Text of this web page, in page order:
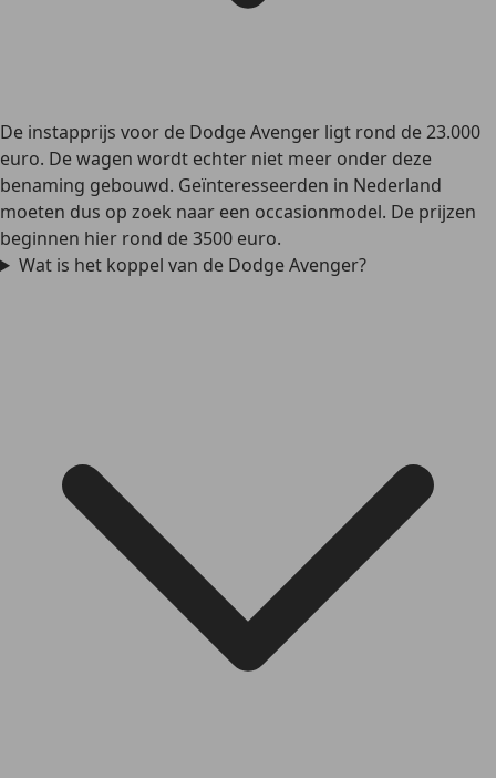
De instapprijs voor de Dodge Avenger ligt rond de 23.000
euro. De wagen wordt echter niet meer onder deze
benaming gebouwd. Geïnteresseerden in Nederland
moeten dus op zoek naar een occasionmodel. De prijzen
beginnen hier rond de 3500 euro.
Wat is het koppel van de Dodge Avenger?